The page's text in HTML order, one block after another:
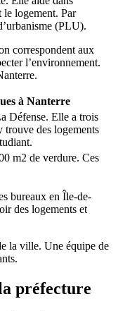
le logement. Par
(PLU).
correspondent aux
l’environnement.
à Nanterre
Défense. Elle a trois
trouve des logements
m2 de verdure. Ces
bureaux en Île-de-
des logements et
la ville. Une équipe de
préfecture